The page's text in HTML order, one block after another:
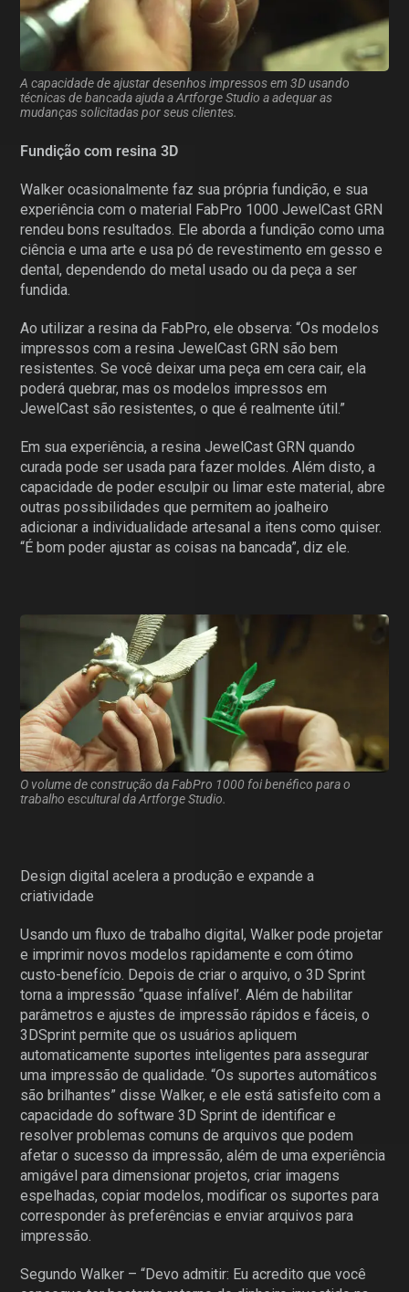
A capacidade de ajustar desenhos impressos em 3D usando
técnicas de bancada ajuda a Artforge Studio a adequar as
mudanças solicitadas por seus clientes.
Fundição com resina 3D
Walker ocasionalmente faz sua própria fundição, e sua
experiência com o material FabPro 1000 JewelCast GRN
rendeu bons resultados. Ele aborda a fundição como uma
ciência e uma arte e usa pó de revestimento em gesso e
dental, dependendo do metal usado ou da peça a ser
fundida.
Ao utilizar a resina da FabPro, ele observa: “Os modelos
impressos com a resina JewelCast GRN são bem
resistentes. Se você deixar uma peça em cera cair, ela
poderá quebrar, mas os modelos impressos em
JewelCast são resistentes, o que é realmente útil.”
Em sua experiência, a resina JewelCast GRN quando
curada pode ser usada para fazer moldes. Além disto, a
capacidade de poder esculpir ou limar este material, abre
outras possibilidades que permitem ao joalheiro
adicionar a individualidade artesanal a itens como quiser.
“É bom poder ajustar as coisas na bancada”, diz ele.
O volume de construção da FabPro 1000 foi benéfico para o
trabalho escultural da Artforge Studio.
Design digital acelera a produção e expande a
criatividade
Usando um fluxo de trabalho digital, Walker pode projetar
e imprimir novos modelos rapidamente e com ótimo
custo-benefício. Depois de criar o arquivo, o 3D Sprint
torna a impressão “quase infalível’. Além de habilitar
parâmetros e ajustes de impressão rápidos e fáceis, o
3DSprint permite que os usuários apliquem
automaticamente suportes inteligentes para assegurar
uma impressão de qualidade. “Os suportes automáticos
são brilhantes” disse Walker, e ele está satisfeito com a
capacidade do software 3D Sprint de identificar e
resolver problemas comuns de arquivos que podem
afetar o sucesso da impressão, além de uma experiência
amigável para dimensionar projetos, criar imagens
espelhadas, copiar modelos, modificar os suportes para
corresponder às preferências e enviar arquivos para
impressão.
Segundo Walker – “Devo admitir: Eu acredito que você